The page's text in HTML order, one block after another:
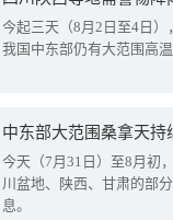
今起三天（8月2日至4日
我国中东部仍有大范围高
中东部大范围桑拿天
今天（7月31日）至8月初
川盆地、陕西、甘肃的部
息。